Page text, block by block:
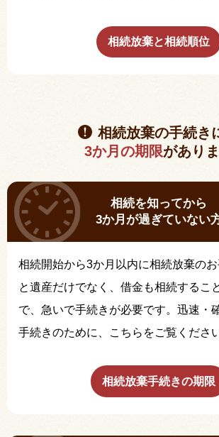
相続放棄と相続順位
相続放棄の手続き
3か月の期限があり
相続を知ってから
3か月が過ぎていない
相続開始から3か月以内に相続放棄の
と遺産だけでなく、借金も相続するこ
で、急いで手続きが必要です。迅速・
手続きのために、こちらをご覧ください
相続放棄手続きの期限